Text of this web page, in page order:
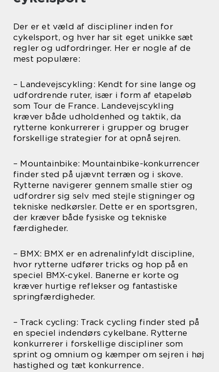
Der er et væld af discipliner inden for
cykelsport, og hver har sit eget unikke sæt
regler og udfordringer. Her er nogle af de
mest populære:
– Landevejscykling: Kendt for sine lange og
udfordrende ruter, især i form af etapeløb
som Tour de France. Landevejscykling
kræver både udholdenhed og taktik, da
rytterne konkurrerer i grupper og bruger
forskellige strategier for at opnå sejren.
– Mountainbike: Mountainbike-konkurrencer
finder sted på ujævnt terræn og i skove.
Rytterne navigerer gennem smalle stier og
udfordrer sig selv med stejle stigninger og
tekniske nedkørsler. Dette er en sportsgren,
der kræver både fysiske og tekniske
færdigheder.
– BMX: BMX er en adrenalinfyldt discipline,
hvor rytterne udfører tricks og hop på en
speciel BMX-cykel. Banerne er korte og
kræver hurtige reflekser og fantastiske
springfærdigheder.
– Track cycling: Track cycling finder sted på
en speciel indendørs cykelbane. Rytterne
konkurrerer i forskellige discipliner som
sprint og omnium og kæmper om sejren i høj
hastighed og tæt konkurrence.